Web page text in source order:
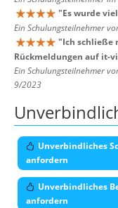
"Es wurde
Ein Schulungsteilnehmer
"Ich schließe
Rückmeldungen auf it-
Ein Schulungsteilnehmer
9/2023
Unverbindliches
anfordern
Unverbindliches
anfordern